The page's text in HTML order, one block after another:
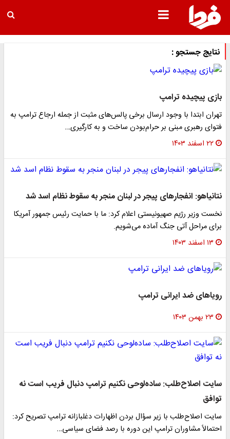
نتایج جستجو :
بازی پیچیده ترامپ
تهران ابتدا با وجود ارسال برخی پالس‌های مثبت از جمله ارجاع ترامپ به
فتوای رهبری مبنی بر حرام‌بودن ساخت و به کارگیری…
۲۲ اسفند ۱۴۰۳
نتانیاهو: انفجارهای پیجر در لبنان منجر به سقوط نظام اسد شد
نخست وزیر رژیم صهیونیستی اعلام کرد: ما با حمایت رئیس جمهور آمریکا
برای مراحل آتی جنگ آماده می‌شویم.
۱۳ اسفند ۱۴۰۳
رویاهای ضد ایرانی ترامپ
۲۳ بهمن ۱۴۰۳
سایت اصلاح‌طلب: ساده‌لوحی نکنیم ترامپ دنبال فریب است نه
توافق
سایت اصلاح‌طلب با زیر سؤال بردن اظهارات دغلبازانه ترامپ تصریح کرد:
احتمالاً مشاوران ترامپ این دوره با رصد فضای سیاسی…